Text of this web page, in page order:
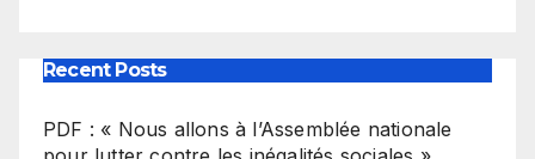
Recent Posts
PDF : « Nous allons à l’Assemblée nationale